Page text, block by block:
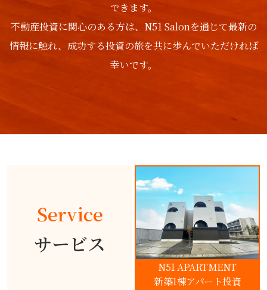
できます。
不動産投資に関心のある方は、N51 Salonを通じて最新の
情報に触れ、成功する投資の旅を共に歩んでいただければ
幸いです。
Service
サービス
N51 APARTMENT
新築1棟アパート投資